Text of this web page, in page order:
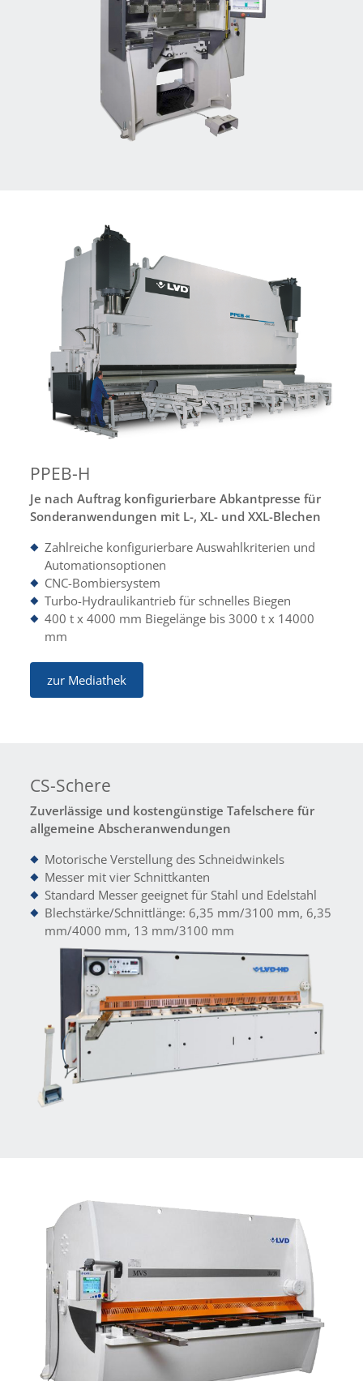
PPEB-H
Je nach Auftrag konfigurierbare Abkantpresse für
Sonderanwendungen mit L-, XL- und XXL-Blechen
Zahlreiche konfigurierbare Auswahlkriterien und
Automationsoptionen
CNC-Bombiersystem
Turbo-Hydraulikantrieb für schnelles Biegen
400 t x 4000 mm Biegelänge bis 3000 t x 14000
mm
zur Mediathek
CS-Schere
Zuverlässige und kostengünstige Tafelschere für
allgemeine Abscheranwendungen
Motorische Verstellung des Schneidwinkels
Messer mit vier Schnittkanten
Standard Messer geeignet für Stahl und Edelstahl
Blechstärke/Schnittlänge: 6,35 mm/3100 mm, 6,35
mm/4000 mm, 13 mm/3100 mm